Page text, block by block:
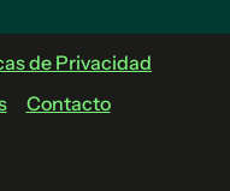
de Privacidad
Contacto